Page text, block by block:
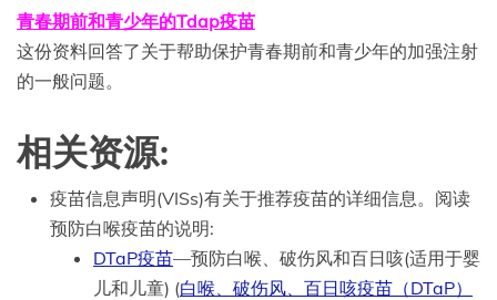
青春期前和青少年的Tdap疫苗
这份资料回答了关于帮助保护青春期前和青少年的加强注射
的一般问题。
相关资源:
疫苗信息声明(VISs)有关于推荐疫苗的详细信息。阅读
预防白喉疫苗的说明:
DTaP疫苗—预防白喉、破伤风和百日咳(适用于婴
儿和儿童) (白喉、破伤风、百日咳疫苗（DTaP）